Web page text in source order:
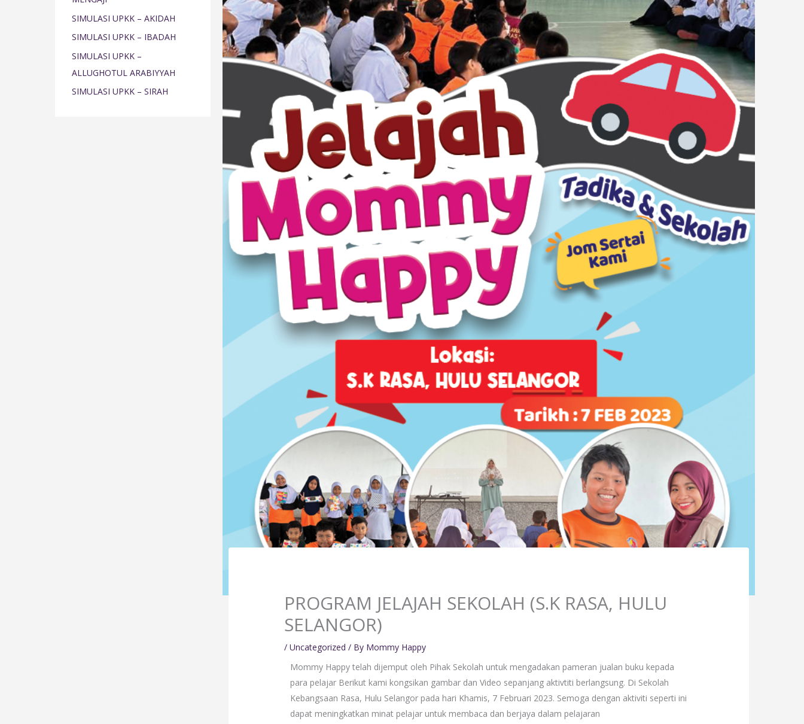
r
:
SIMULASI UPKK – AKIDAH
SIMULASI UPKK – IBADAH
SIMULASI UPKK –
ALLUGHOTUL ARABIYYAH
SIMULASI UPKK – SIRAH
PROGRAM JELAJAH SEKOLAH (S.K RASA, HULU
SELANGOR)
/Uncategorized / By Mommy Happy
Mommy Happy telah dijemput oleh Pihak Sekolah untuk mengadakan pameran jualan buku kepada
para pelajar Berikut kami kongsikan gambar dan Video sepanjang aktivtiti berlangsung. Di Sekolah
Kebangsaan Rasa, Hulu Selangor pada hari Khamis, 7 Februari 2023. Semoga dengan aktiviti seperti ini
dapat meningkatkan minat pelajar untuk membaca dan berjaya dalam pelajaran